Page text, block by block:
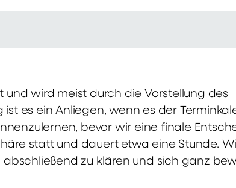
wird meist durch die Vorstellung des
es ein Anliegen, wenn es der
bevor wir eine finale
statt und dauert etwa eine Stunde.
zu klären und sich ganz